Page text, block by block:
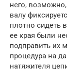
него,
валу
плотно сидеть
ее края были
подправить их
процедура на
натяжителя